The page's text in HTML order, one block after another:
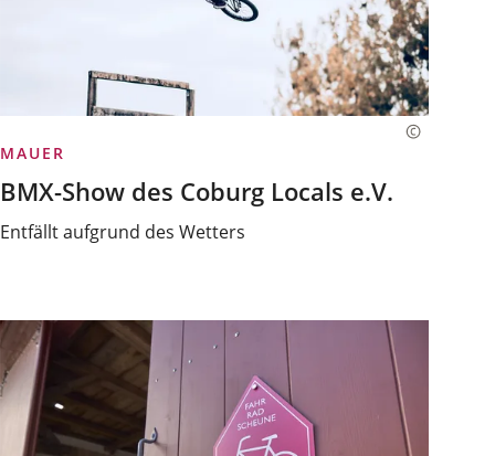
MAUER
BMX-Show des Coburg Locals e.V.
Entfällt aufgrund des Wetters